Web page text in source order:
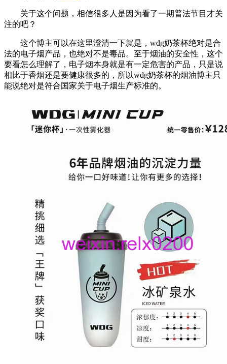
关于这个问题，相信很多人是因为看了一期普法节目才关
注的吧？
这个博主可以在这里澄清一下就是，wdg奶茶杯绝对是合
法的电子烟产品，也绝对不是毒品。至于烟油的安全性，这个
要看怎么理解了，电子烟本身就是有一定危害的产品，只是说
相比于香烟还是要健康很多的，所以wdg奶茶杯的烟油博主只
能说绝对是符合国家关于电子烟生产标准的。